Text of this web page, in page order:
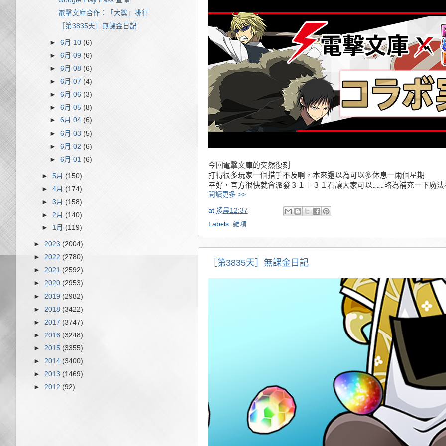
今回電擊文庫的突然復刻
打得很多玩家一個措手不及啊，本來還以為可以多休息一兩個星期
幸好，官方很快就會派發３１＋３１石讓大家可以‥‥‥略為補充一下魔法
閱讀更多 >>
at 凌晨12:37
Labels: 雜項
［第3835天］無課金日記
電擊文庫合作：「大獎」排行
［第3835天］無課金日記
►6月 10(6)
►6月 09(6)
►6月 08(6)
►6月 07(4)
►6月 06 (3)
►6月 05 (8)
►6月 04 (6)
►6月 03(5)
►6月 02 (6)
►6月 01(6)
►5月(150)
►4月 (174)
►3月(158)
►2月 (140)
► 1月(119)
► 2023 (2004)
► 2022 (2780)
► 2021 (2592)
► 2020 (2953)
► 2019 (2982)
► 2018 (3422)
► 2017 (3747)
► 2016 (3248)
► 2015 (3355)
► 2014 (3400)
► 2013 (1469)
► 2012 (92)